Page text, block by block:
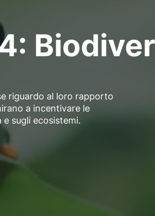
riguardo al loro rapporto
a incentivare le
sugli ecosistemi.